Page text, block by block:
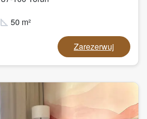
square_foot 50 m²
Zarezerwuj